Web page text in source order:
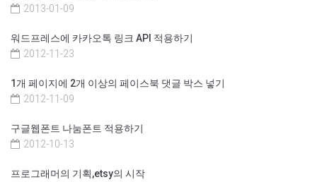
2013-01-09
워드프레스에 카카오톡 링크 API 적용하기
2012-11-23
1개 페이지에 2개 이상의 페이스북 댓글 박스 넣기
2012-11-09
구글웹폰트 나눔폰트 적용하기
2012-10-13
프로그래머의 기획,etsy의 시작